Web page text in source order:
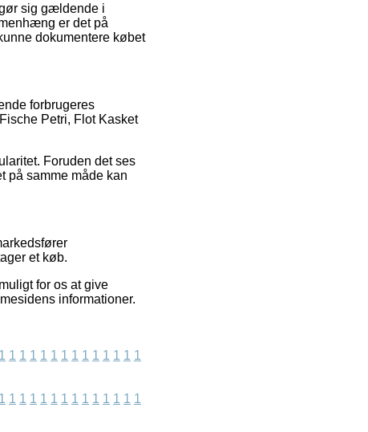
sig gældende i
er det på
dokumentere købet
forbrugeres
Petri, Flot Kasket
Foruden det ses
på samme måde kan
et køb.
for os at give
informationer.
1 1 1 1 1 1 1 1 1 1 1 1 1 1
1 1 1 1 1 1 1 1 1 1 1 1 1 1